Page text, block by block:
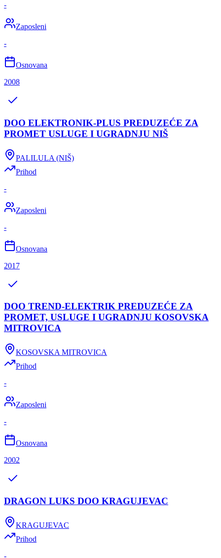
-
Zaposleni
-
Osnovana
2008
DOO ELEKTRONIK-PLUS PREDUZEĆE ZA
PROMET USLUGE I UGRADNJU NIŠ
PALILULA (NIŠ)
Prihod
-
Zaposleni
-
Osnovana
2017
DOO TREND-ELEKTRIK PREDUZEĆE ZA
PROMET, USLUGE I UGRADNJU KOSOVSKA
MITROVICA
KOSOVSKA MITROVICA
Prihod
-
Zaposleni
-
Osnovana
2002
DRAGON LUKS DOO KRAGUJEVAC
KRAGUJEVAC
Prihod
-